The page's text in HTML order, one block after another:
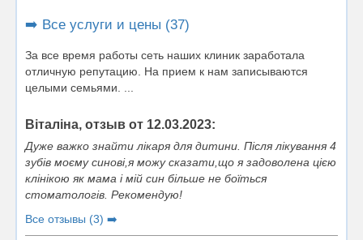
➡️ Все услуги и цены (37)
За все время работы сеть наших клиник заработала
отличную репутацию. На прием к нам записываются
целыми семьями. ...
Віталіна, отзыв от 12.03.2023:
Дуже важко знайти лікаря для дитини. Після лікування 4
зубів моєму синові,я можу сказати,що я задоволена цією
клінікою як мама і мій син більше не боїться
стоматологів. Рекомендую!
Все отзывы (3) ➡️